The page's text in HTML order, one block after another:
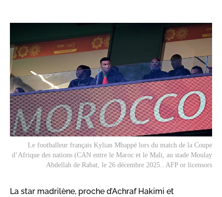
Le footballeur français Kylian Mbappé lors du match de la Coupe
d’Afrique des nations (CAN entre le Maroc et le Mali, au stade Moulay
Abdellah de Rabat, le 26 décembre 2025.. AFP or licensors
La star madrilène, proche d’Achraf Hakimi et